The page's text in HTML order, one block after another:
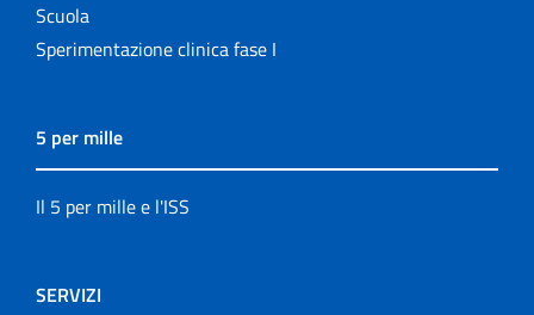
Scuola
Sperimentazione clinica fase I
5 per mille
Il 5 per mille e l'ISS
SERVIZI